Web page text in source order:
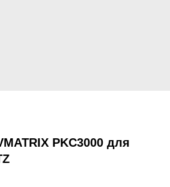
PKC3000 для